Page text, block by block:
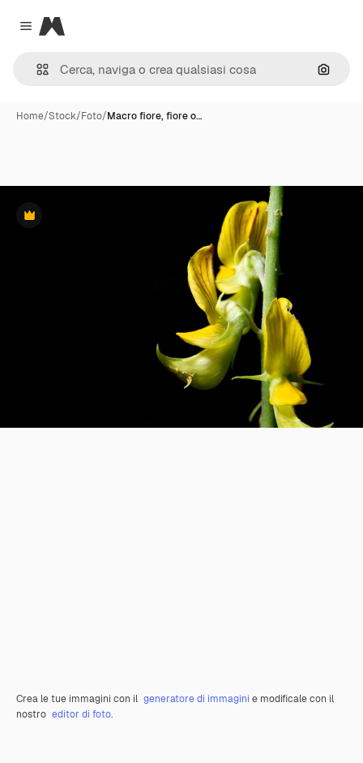
Close menu
Magnific
Cerca
Home/Stock/Foto/Macro fiore, fiore o…
Premium
Crea le tue immagini con il generatore di immagini e modificale con il
nostro editor di foto.